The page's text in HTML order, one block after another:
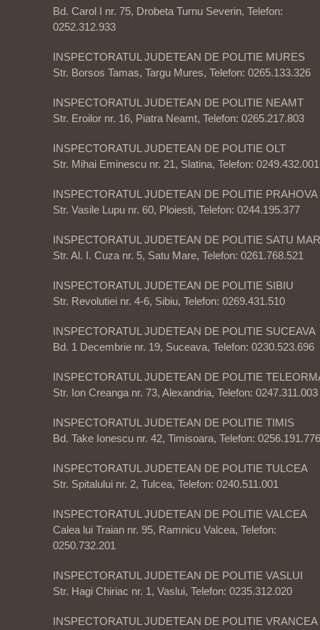
Bd. Carol I nr. 75, Drobeta Turnu Severin, Telefon:
0252.312.933
INSPECTORATUL JUDETEAN DE POLITIE MURES
Str. Borsos Tamas, Targu Mures, Telefon: 0265.133.326
INSPECTORATUL JUDETEAN DE POLITIE NEAMT
Str. Eroilor nr. 16, Piatra Neamt, Telefon: 0265.217.803
INSPECTORATUL JUDETEAN DE POLITIE OLT
Str. Mihai Eminescu nr. 21, Slatina, Telefon: 0249.432.001
INSPECTORATUL JUDETEAN DE POLITIE PRAHOVA
Str. Vasile Lupu nr. 60, Ploiesti, Telefon: 0244.195.377
INSPECTORATUL JUDETEAN DE POLITIE SATU
Str. Al. I. Cuza nr. 5, Satu Mare, Telefon: 0261.768.521
INSPECTORATUL JUDETEAN DE POLITIE SIBIU
Str. Revolutiei nr. 4-6, Sibiu, Telefon: 0269.431.510
INSPECTORATUL JUDETEAN DE POLITIE SUCEAVA
Bd. 1 Decembrie nr. 19, Suceava, Telefon: 0230.523.696
INSPECTORATUL JUDETEAN DE POLITIE
Str. Ion Creanga nr. 73, Alexandria, Telefon: 0247.311.003
INSPECTORATUL JUDETEAN DE POLITIE TIMIS
Bd. Take Ionescu nr. 42, Timisoara, Telefon: 0256.191.776
INSPECTORATUL JUDETEAN DE POLITIE TULCEA
Str. Spitalului nr. 2, Tulcea, Telefon: 0240.511.001
INSPECTORATUL JUDETEAN DE POLITIE VALCEA
Calea lui Traian nr. 95, Ramnicu Valcea, Telefon:
0250.732.201
INSPECTORATUL JUDETEAN DE POLITIE VASLUI
Str. Hagi Chiriac nr. 1, Vaslui, Telefon: 0235.312.020
INSPECTORATUL JUDETEAN DE POLITIE VRANCEA